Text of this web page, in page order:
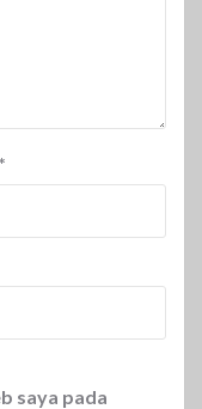
*
saya pada